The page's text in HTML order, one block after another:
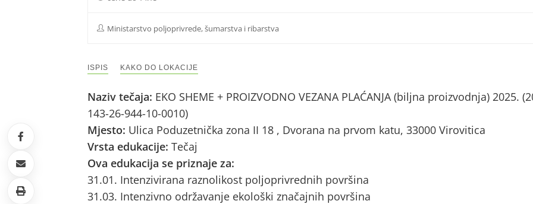
Ministarstvo poljoprivrede, šumarstva i ribarstva
ISPIS KAKO DO LOKACIJE
Naziv tečaja: EKO SHEME + PROIZVODNO VEZANA PLAĆANJA (biljna proizvodnja) 2025.
143-26-944-10-0010)
Mjesto: Ulica Poduzetnička zona II 18 , Dvorana na prvom katu, 33000 Virovitica
Vrsta edukacije: Tečaj
Ova edukacija se priznaje za:
31.01. Intenzivirana raznolikost poljoprivrednih površina
31.03. Intenzivno održavanje ekološki značajnih površina